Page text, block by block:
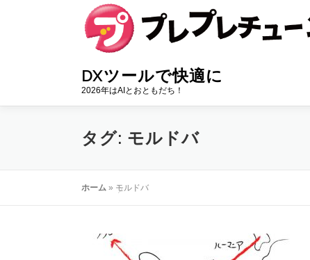
DXツールで快適に
2026年はAIとおともだち！
タグ: モルドバ
ホーム » モルドバ